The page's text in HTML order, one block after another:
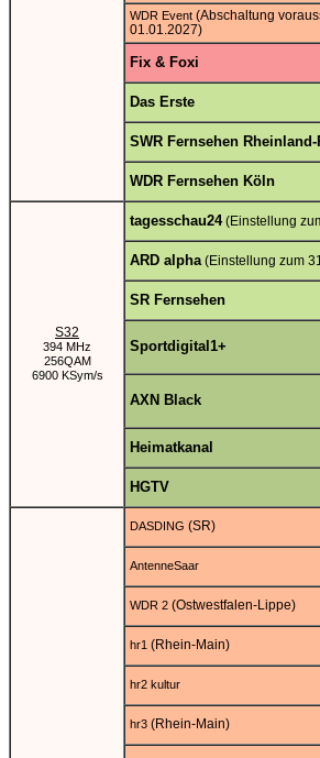
WDR Event (Abschaltung
01.01.2027)
Fix & Foxi
Das Erste
SWR Fernsehen Rheinland-
WDR Fernsehen Köln
S32
394 MHz
256QAM
6900 KSym/s
tagesschau24(Einstellung
ARD alpha(Einstellung zum
SR Fernsehen
Sportdigital1+
AXN Black
Heimatkanal
HGTV
DASDING (SR)
AntenneSaar
WDR 2 (Ostwestfalen-Lippe)
hr1 (Rhein-Main)
hr2 kultur
hr3 (Rhein-Main)